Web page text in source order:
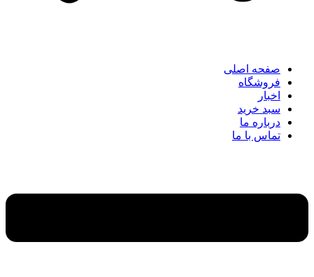
صفحه اصلی
فروشگاه
اخبار
سبد خرید
درباره ما
تماس با ما